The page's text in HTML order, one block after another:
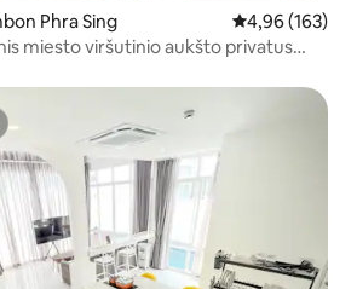
Phra Sing Vidutinis
4,96 (163)
miesto viršutinio aukšto privatus